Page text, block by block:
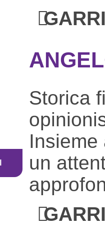
Storica
Insieme
un